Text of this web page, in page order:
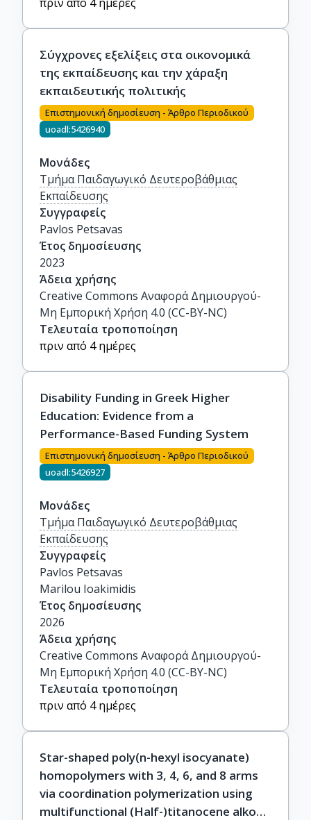
Σύγχρονες εξελίξεις στα οικονομικά
της εκπαίδευσης και την χάραξη
εκπαιδευτικής πολιτικής
Επιστημονική δημοσίευση - Άρθρο Περιοδικού
uoadl:5426940
Μονάδες
Τμήμα Παιδαγωγικό Δευτεροβάθμιας
Εκπαίδευσης
Συγγραφείς
Pavlos Petsavas
Έτος δημοσίευσης
2023
Άδεια χρήσης
Creative Commons Αναφορά Δημιουργού-
Μη Εμπορική Χρήση 4.0 (CC-BY-NC)
Τελευταία τροποποίηση
πριν από 4 ημέρες
Disability Funding in Greek Higher
Education: Evidence from a
Performance-Based Funding System
Επιστημονική δημοσίευση - Άρθρο Περιοδικού
uoadl:5426927
Μονάδες
Τμήμα Παιδαγωγικό Δευτεροβάθμιας
Εκπαίδευσης
Συγγραφείς
Pavlos Petsavas
Marilou Ioakimidis
Έτος δημοσίευσης
2026
Άδεια χρήσης
Creative Commons Αναφορά Δημιουργού-
Μη Εμπορική Χρήση 4.0 (CC-BY-NC)
Τελευταία τροποποίηση
πριν από 4 ημέρες
Star-shaped poly(n-hexyl isocyanate)
homopolymers with 3, 4, 6, and 8 arms
via coordination polymerization using
multifunctional (Half-)titanocene alkoxy